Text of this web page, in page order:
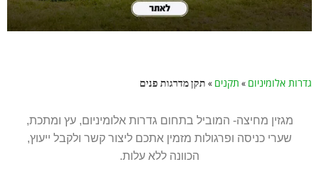
אלומיניום»תקנים»תקן מדרגות פנים
מגזין מחיצה- המוביל בתחום גדרות אלומיניום, עץ ומתכת,
שערי כניסה ופרגולות מזמין אתכם ליצור קשר ולקבל ייעוץ,
הכוונה ללא עלות.